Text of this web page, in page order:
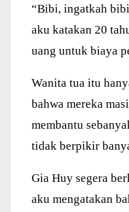
“Bibi, ingatkah
aku katakan 20
uang untuk biaya
Wanita tua itu
bahwa mereka
membantu
tidak berpikir
Gia Huy segera
aku mengatakan